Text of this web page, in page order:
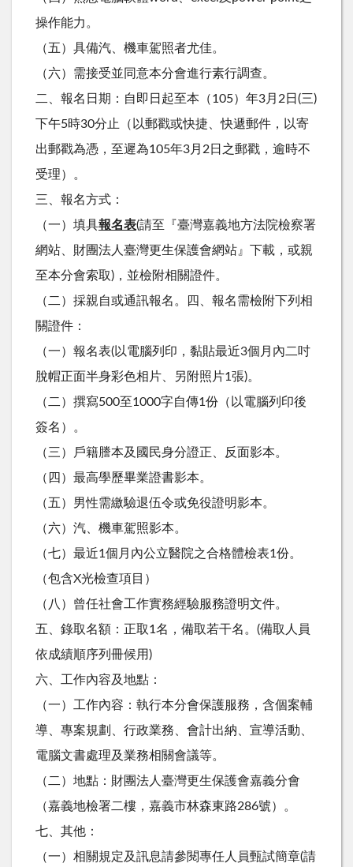
操作能力。
（五）具備汽、機車駕照者尤佳。
（六）需接受並同意本分會進行素行調查。
二、報名日期：自即日起至本（105）年3月2日(三)
下午5時30分止（以郵戳或快捷、快遞郵件，以寄
出郵戳為憑，至遲為105年3月2日之郵戳，逾時不
受理）。
三、報名方式：
（一）填具報名表(請至『臺灣嘉義地方法院檢察署
網站、財團法人臺灣更生保護會網站』下載，或親
至本分會索取)，並檢附相關證件。
（二）採親自或通訊報名。四、報名需檢附下列相
關證件：
（一）報名表(以電腦列印，黏貼最近3個月內二吋
脫帽正面半身彩色相片、另附照片1張)。
（二）撰寫500至1000字自傳1份（以電腦列印後
簽名）。
（三）戶籍謄本及國民身分證正、反面影本。
（四）最高學歷畢業證書影本。
（五）男性需繳驗退伍令或免役證明影本。
（六）汽、機車駕照影本。
（七）最近1個月內公立醫院之合格體檢表1份。
（包含X光檢查項目）
（八）曾任社會工作實務經驗服務證明文件。
五、錄取名額：正取1名，備取若干名。(備取人員
依成績順序列冊候用)
六、工作內容及地點：
（一）工作內容：執行本分會保護服務，含個案輔
導、專案規劃、行政業務、會計出納、宣導活動、
電腦文書處理及業務相關會議等。
（二）地點：財團法人臺灣更生保護會嘉義分會
（嘉義地檢署二樓，嘉義市林森東路286號）。
七、其他：
（一）相關規定及訊息請參閱專任人員甄試簡章(請